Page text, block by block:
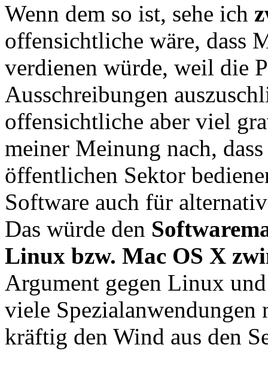
Wenn dem so ist, sehe ich
offensichtliche wäre, dass
verdienen würde, weil die
Ausschreibungen
offensichtliche aber viel
meiner Meinung nach,
öffentlichen Sektor
Software auch für
Das würde den
Linux bzw. Mac OS X
Argument gegen Linux
viele
kräftig den Wind aus den